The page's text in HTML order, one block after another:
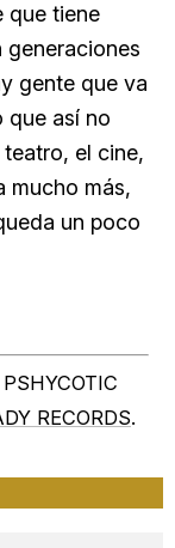
que tiene
generaciones
gente que va
que así no
el cine,
mucho más,
un poco
PSHYCOTIC
RECORDS.